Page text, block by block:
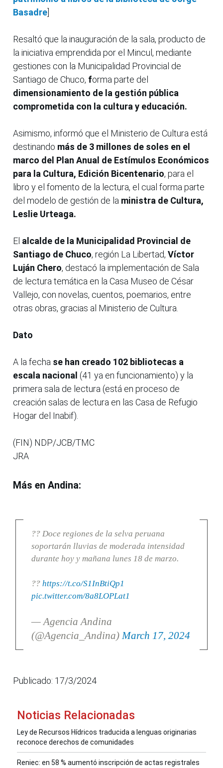
Basadre
Resaltó que la inauguración de la sala, producto de
la iniciativa emprendida por el Mincul, mediante
gestiones con la Municipalidad Provincial de
Santiago de Chuco, forma parte del
dimensionamiento de la gestión pública
comprometida con la cultura y educación.
Asimismo, informó que el Ministerio de Cultura está
destinando más de 3 millones de soles en el
marco del Plan Anual de Estímulos Económicos
para la Cultura, Edición Bicentenario, para el
libro y el fomento de la lectura, el cual forma parte
del modelo de gestión de la ministra de Cultura,
Leslie Urteaga.
El alcalde de la Municipalidad Provincial de
Santiago de Chuco, región La Libertad, Víctor
Luján Chero, destacó la implementación de Sala
de lectura temática en la Casa Museo de César
Vallejo, con novelas, cuentos, poemarios, entre
otras obras, gracias al Ministerio de Cultura.
Dato
A la fecha se han creado 102 bibliotecas a
escala nacional (41 ya en funcionamiento) y la
primera sala de lectura (está en proceso de
creación salas de lectura en las Casa de Refugio
Hogar del Inabif).
(FIN) NDP/JCB/TMC
JRA
Más en Andina:
?? Doce regiones de la selva peruana
soportarán lluvias de moderada intensidad
durante hoy y mañana lunes 18 de marzo.
?? https://t.co/S1InBtiQp1
pic.twitter.com/8a8LOPLat1
— Agencia Andina
(@Agencia_Andina) March 17, 2024
Publicado: 17/3/2024
Noticias Relacionadas
Ley de Recursos Hídricos traducida a lenguas originarias
reconoce derechos de comunidades
Reniec: en 58 % aumentó inscripción de actas registrales